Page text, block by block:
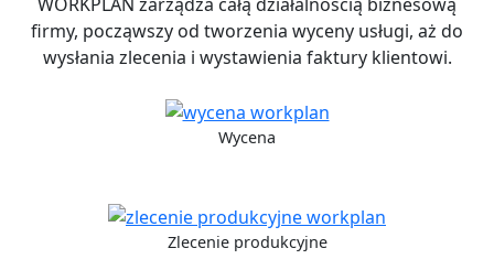
firmy, począwszy od tworzenia wyceny usługi, aż do
wysłania zlecenia i wystawienia faktury klientowi.
Wycena
Zlecenie produkcyjne